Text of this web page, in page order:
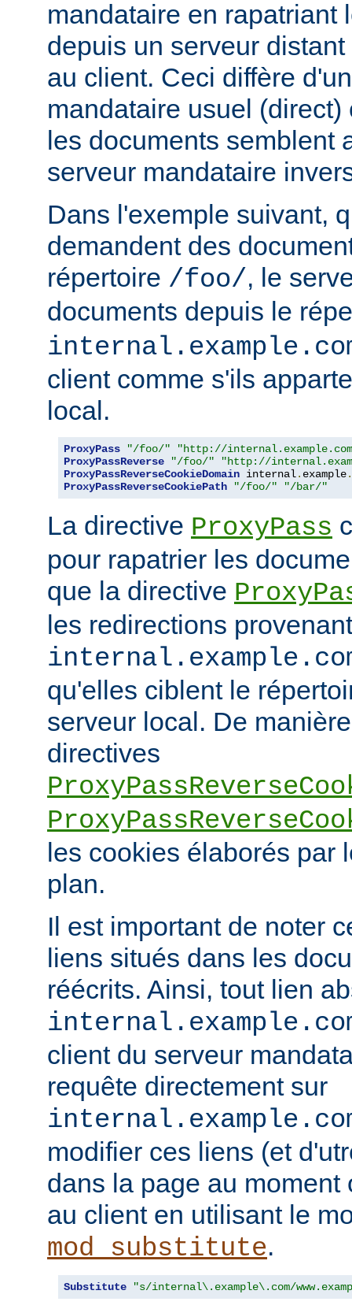
mandataire en rapatriant
depuis un serveur
au client. Ceci diffère
mandataire usuel (direct)
les documents semblent
serveur mandataire
Dans l'exemple suivant,
demandent des
répertoire /foo/, le
documents depuis le
client comme s'ils
local.
ProxyPass "/foo/"
"http://
ProxyPassReverse
"/foo/"
"http://
ProxyPassReverseCookieDomain internal. example.
ProxyPassReverseCookiePath
"/foo/" "/bar/"
La directive ProxyPass
pour rapatrier les
que la directive
les redirections
qu'elles ciblent le
serveur local. De
directives
les cookies élaborés par
plan.
Il est important de noter
liens situés dans les
réécrits. Ainsi, tout lien
client du serveur
requête directement sur
modifier ces liens (et
dans la page au moment
au client en utilisant le
mod_substitute.
Substitute "s/internal\.example\.com/